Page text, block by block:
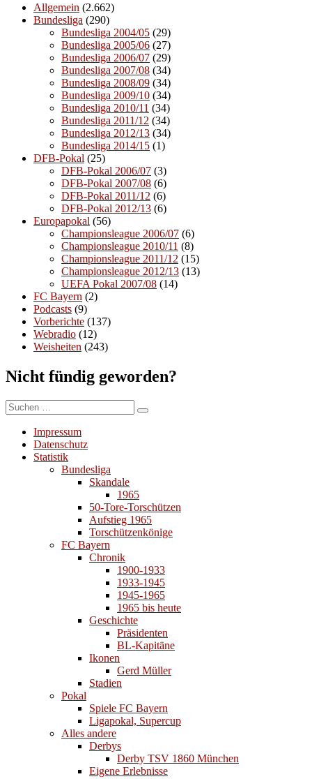
Allgemein (2.662)
Bundesliga (290)
Bundesliga 2004/05 (29)
Bundesliga 2005/06 (27)
Bundesliga 2006/07 (29)
Bundesliga 2007/08 (34)
Bundesliga 2008/09 (34)
Bundesliga 2009/10 (34)
Bundesliga 2010/11 (34)
Bundesliga 2011/12 (34)
Bundesliga 2012/13 (34)
Bundesliga 2014/15 (1)
DFB-Pokal (25)
DFB-Pokal 2006/07 (3)
DFB-Pokal 2007/08 (6)
DFB-Pokal 2011/12 (6)
DFB-Pokal 2012/13 (6)
Europapokal (56)
Championsleague 2006/07 (6)
Championsleague 2010/11 (8)
Championsleague 2011/12 (15)
Championsleague 2012/13 (13)
UEFA Pokal 2007/08 (14)
FC Bayern (2)
Podcasts (9)
Vorberichte (137)
Webradio (12)
Weisheiten (243)
Nicht fündig geworden?
Suchen
nach:
Suchen
Impressum
Datenschutz
Statistik
Bundesliga
Skandale
1965
50-Tore-Torschützen
Aufstieg 1965
Torschützenkönige
FC Bayern
Chronik
1900-1933
1933-1945
1945-1965
1965 bis heute
Geschichte
Präsidenten
BL-Kapitäne
Ikonen
Gerd Müller
Stadien
Pokal
Spiele FC Bayern
Ligapokal, Supercup
Alles andere
Derbys
Derby TSV 1860 München
Eigene Erlebnisse